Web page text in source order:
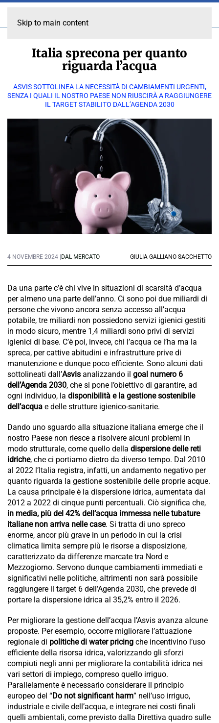
Skip to main content
Italia sprecona per quanto
riguarda l’acqua
ASVIS SOTTOLINEA LA NECESSITÀ DI CAMBIAMENTI URGENTI,
SENZA I QUALI IL NOSTRO PAESE NON RIUSCIRÀ A RAGGIUNGERE
IL TARGET STABILITO DALL’AGENDA 2030
4 NOVEMBRE 2024 | DAL MERCATO GIULIA GALLIANO SACCHETTO
Da una parte c’è chi vive in situazioni di scarsità d’acqua
per almeno una parte dell’anno. Ci sono poi due miliardi di
persone che vivono ancora senza accesso all’acqua
potabile, tre miliardi non possiedono servizi igienici gestiti
in modo sicuro, mentre 1,4 miliardi sono privi di servizi
igienici di base. C’è poi, invece, chi l’acqua ce l’ha ma la
spreca, per cattive abitudini e infrastrutture prive di
manutenzione e dunque poco efficiente. Sono alcuni dati
sottolineati dall’Asvis analizzando il goal numero 6
dell’Agenda 2030, che si pone l’obiettivo di garantire, ad
ogni individuo, la disponibilità e la gestione sostenibile
dell’acqua e delle strutture igienico-sanitarie.
Dando uno sguardo alla situazione italiana emerge che il
nostro Paese non riesce a risolvere alcuni problemi in
modo strutturale, come quello della dispersione delle reti
idriche, che ci portiamo dietro da diverso tempo. Dal 2010
al 2022 l’Italia registra, infatti, un andamento negativo per
quanto riguarda la gestione sostenibile delle proprie acque.
La causa principale è la dispersione idrica, aumentata dal
2012 a 2022 di cinque punti percentuali. Ciò significa che,
in media, più del 42% dell’acqua immessa nelle tubature
italiane non arriva nelle case. Si tratta di uno spreco
enorme, ancor più grave in un periodo in cui la crisi
climatica limita sempre più le risorse a disposizione,
caratterizzato da differenze marcate tra Nord e
Mezzogiorno. Servono dunque cambiamenti immediati e
significativi nelle politiche, altrimenti non sarà possibile
raggiungere il target 6 dell’Agenda 2030, che prevede di
portare la dispersione idrica al 35,2% entro il 2026.
Per migliorare la gestione dell’acqua l’Asvis avanza alcune
proposte. Per esempio, occorre migliorare l’attuazione
regionale di politiche di water pricing che incentivino l’uso
efficiente della risorsa idrica, valorizzando gli sforzi
compiuti negli anni per migliorare la contabilità idrica nei
vari settori di impiego, compreso quello irriguo.
Parallelamente è necessario considerare il principio
europeo del “Do not significant harm” nell’uso irriguo,
industriale e civile dell’acqua, e integrare nei costi finali
quelli ambientali, come previsto dalla Direttiva quadro sulle